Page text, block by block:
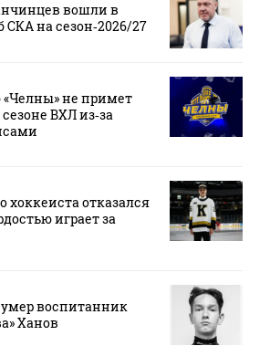
вошли в
на сезон‑2026/27
не примет
ВХЛ из‑за
хоккеиста отказался
играет за
умер воспитанник
Ханов